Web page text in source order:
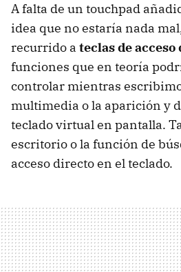
A falta de un touchpad
idea que no estaría nada
recurrido a teclas de
funciones que en teoría
controlar mientras
multimedia o la aparición y
teclado virtual en pantalla.
escritorio o la función de
acceso directo en el teclado.